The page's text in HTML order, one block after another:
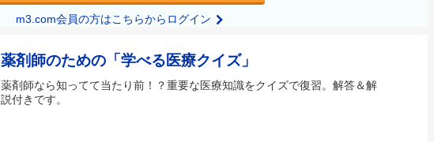
m3.com会員の方はこちらからログイン
薬剤師のための「学べる医療クイズ」
薬剤師なら知ってて当たり前！？重要な医療知識をクイズで復習。解答＆解
説付きです。